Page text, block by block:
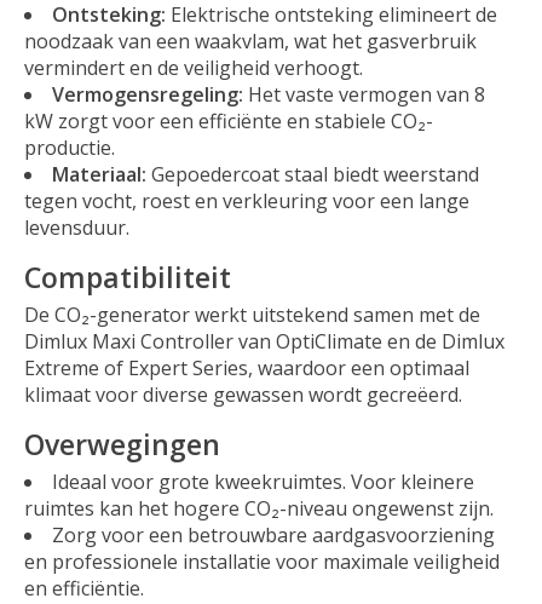
Ontsteking: Elektrische ontsteking elimineert de
noodzaak van een waakvlam, wat het gasverbruik
vermindert en de veiligheid verhoogt.
Vermogensregeling: Het vaste vermogen van 8
kW zorgt voor een efficiënte en stabiele CO₂-
productie.
Materiaal: Gepoedercoat staal biedt weerstand
tegen vocht, roest en verkleuring voor een lange
levensduur.
Compatibiliteit
De CO₂-generator werkt uitstekend samen met de
Dimlux Maxi Controller van OptiClimate en de Dimlux
Extreme of Expert Series, waardoor een optimaal
klimaat voor diverse gewassen wordt gecreëerd.
Overwegingen
Ideaal voor grote kweekruimtes. Voor kleinere
ruimtes kan het hogere CO₂-niveau ongewenst zijn.
Zorg voor een betrouwbare aardgasvoorziening
en professionele installatie voor maximale veiligheid
en efficiëntie.